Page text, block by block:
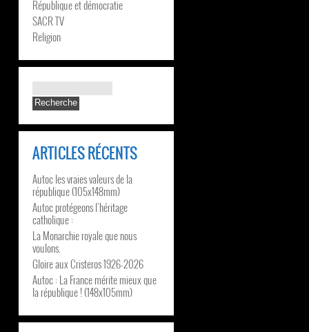
République et démocratie
SACR TV
Religion
ARTICLES RÉCENTS
Autoc les vraies valeurs de la
république (105x148mm)
Autoc protégeons l’héritage
catholique :
La Monarchie royale que nous
voulons.
Gloire aux Cristeros 1926-2026
Autoc : La France mérite mieux que
la république ! (148x105mm)